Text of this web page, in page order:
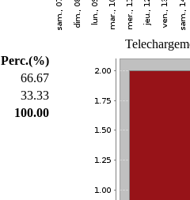
Perc.(%)
66.67
33.33
100.00